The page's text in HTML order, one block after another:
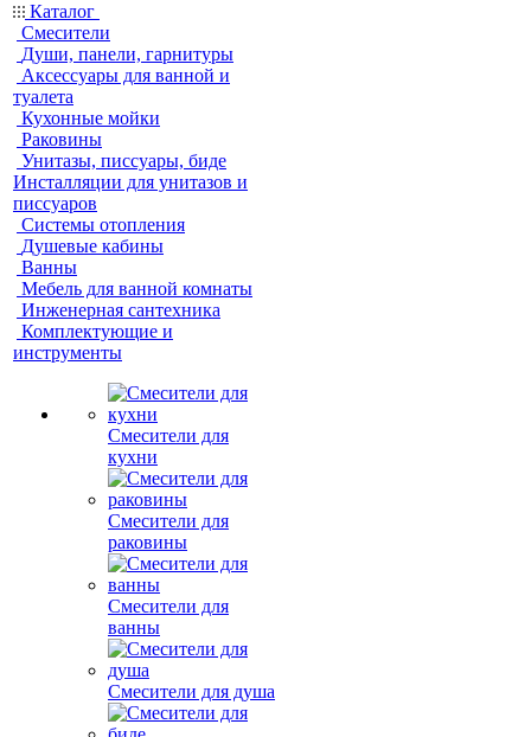
Каталог
Смесители
Души, панели, гарнитуры
Аксессуары для ванной и
туалета
Кухонные мойки
Раковины
Унитазы, писсуары, биде
Инсталляции для унитазов и
писсуаров
Системы отопления
Душевые кабины
Ванны
Мебель для ванной комнаты
Инженерная сантехника
Комплектующие и
инструменты
Смесители для
кухни
Смесители для
раковины
Смесители для
ванны
Смесители для душа